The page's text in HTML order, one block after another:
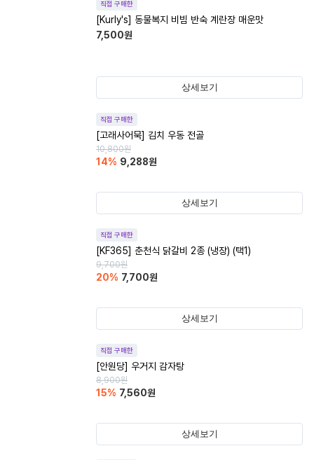
직접 구매한
[Kurly's] 동물복지 비빔 반숙 계란장 매운맛
7,500원
상세보기
직접 구매한
[고래사어묵] 김치 우동 전골
10,800원
14% 9,288원
상세보기
직접 구매한
[KF365] 춘천식 닭갈비 2종 (냉장) (택1)
9,700원
20% 7,700원
상세보기
직접 구매한
[안원당] 우거지 감자탕
8,900원
15% 7,560원
상세보기